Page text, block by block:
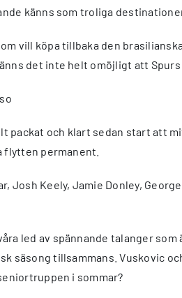
känns som troliga
vill köpa tillbaka den
det inte helt omöjligt att
packat och klart sedan start att
flytten permanent.
Josh Keely, Jamie Donley,
led av spännande talanger
säsong tillsammans. Vuskovic
i sommar?